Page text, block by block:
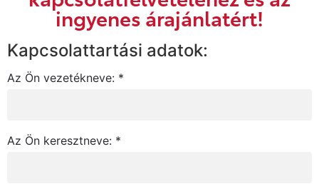
ingyenes árajánlatért!
Kapcsolattartási adatok:
Az Ön vezetékneve: *
Az Ön keresztneve: *